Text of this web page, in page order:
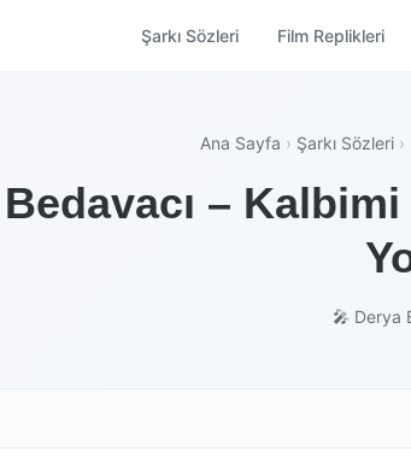
Şarkı Sözleri Film Replikleri
Ana Sayfa › Şarkı Sözleri ›
–
🎤 Derya